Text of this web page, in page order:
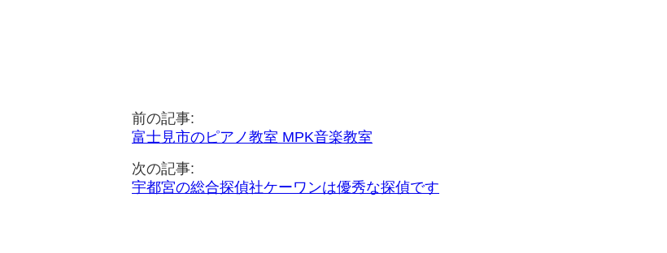
前の記事:
富士見市のピアノ教室 MPK音楽教室
次の記事:
宇都宮の総合探偵社ケーワンは優秀な探偵です